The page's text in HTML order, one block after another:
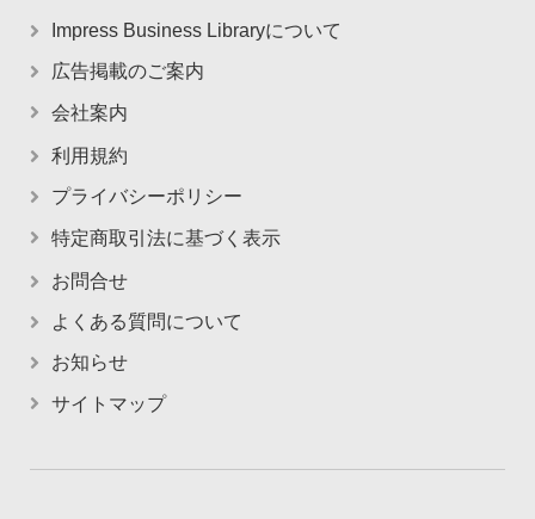
Impress Business Libraryについて
広告掲載のご案内
会社案内
利用規約
プライバシーポリシー
特定商取引法に基づく表示
お問合せ
よくある質問について
お知らせ
サイトマップ